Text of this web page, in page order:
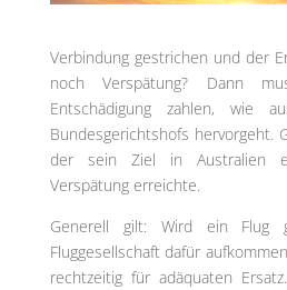
Verbindung gestrichen und der
noch Verspätung? Dann
Entschädigung zahlen, wie
Bundesgerichtshofs hervorgeht.
der sein Ziel in Australien
Verspätung erreichte.
Generell gilt: Wird ein Flug
Fluggesellschaft dafür
rechtzeitig für adäquaten